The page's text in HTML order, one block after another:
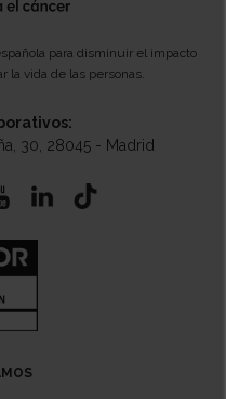
para disminuir el impacto
la vida de las personas.
30, 28045 - Madrid